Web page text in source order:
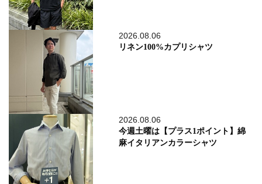
2026.08.06
リネン100%カプリシャツ
2026.08.06
今週土曜は【プラス1ポイント】綿
麻イタリアンカラーシャツ